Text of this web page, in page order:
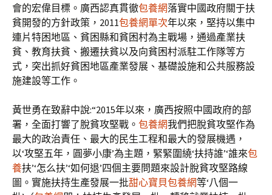
會的宏偉目標。廣西認真貫徹包養網落實中國政府關于扶
貧開發的方針政策，2011包養網單次年以來，堅持以集中
連片特困地區、貧困縣和貧困村為主戰場，通過產業扶
貧、教育扶貧、搬遷扶貧以及向貧困村派駐工作隊等方
式，突出抓好貧困地區產業發展、基礎設施和公共服務設
施建設等工作。
黃世勇在致辭中說:“2015年以來，廣西按照中國政府的部
署，全面打響了脫貧攻堅戰。 包養網我們把脫貧攻堅作為
最大的政治責任、最大的民生工程和最大的發展機遇，
以‘攻堅五年，圓夢小康’為主題，緊緊圍繞‘扶持誰’‘誰來包
養扶’‘怎么扶’‘如何退’四個主要問題來設計脫貧攻堅路線
圖。實施扶持生產發展一批甜心寶貝包養網等‘八個一